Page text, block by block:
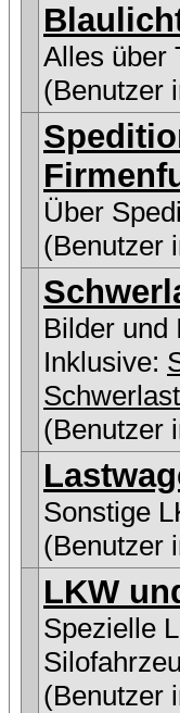
Alles über
(Benutzer
Über
(Benutzer
Bilder und
Inklusive:
(Benutzer
Sonstige
(Benutzer
LKW
Spezielle
(Benutzer